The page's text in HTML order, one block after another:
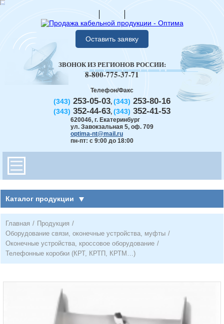
Оставить заявку
Телефон/Факс
(343) 253-05-03, (343) 253-80-16
(343) 352-44-63, (343) 352-41-53
620046, г. Екатеринбург
ул. Завокзальная 5, оф. 709
optima-nt@mail.ru
пн-пт: с 9:00 до 18:00
ЗВОНОК ИЗ РЕГИОНОВ РОССИИ:
8-800-775-37-71
Каталог продукции
Главная / Продукция /
Оборудование связи, оконечные устройства, муфты /
Оконечные устройства, кроссовое оборудование /
Телефонные коробки (КРТ, КРТП, КРТМ…)